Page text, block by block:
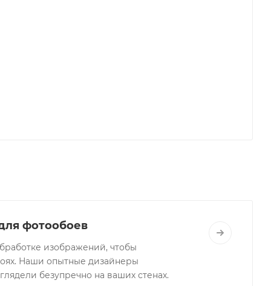
фотообоев
изображений, чтобы
Наши опытные дизайнеры
безупречно на ваших стенах.